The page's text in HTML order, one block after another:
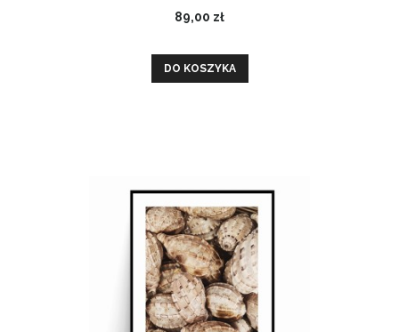
89,00 zł
DO KOSZYKA